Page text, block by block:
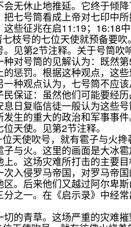
会无休止地推延。它终于倾
把七号筒看成上帝对七印中所
这些征兆在启11:19；16:18中
枝号的七位天使就预备要吹。
。见第2节注释。关于号筒吹
号筒的见解认为：既然第5
的惩罚。根据这种观点，这
观点认为，七号筒不应该
民保证：虽然他们可能要经
复临信徒一般认为这些号
发生的重大的政治和军事事
使。见第2节注释。
天使吹号，就有雹子与火
火。这里的画面是大冰雹
这场灾难所打击的主要目
次入侵罗马帝国，对罗马帝
区。后来他们又越过阿尔卑
一。在《启示录》中经常
青草。这场严重的灾难摧